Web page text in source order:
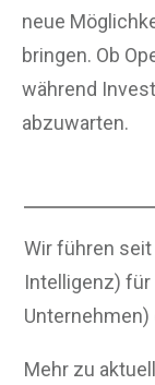
neue
bringen. Ob
während
abzuwarten.
Wir führen
Intelligenz)
Mehr zu